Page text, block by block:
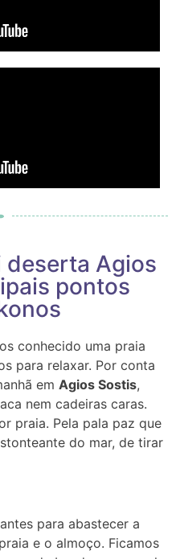
deserta Agios
pontos
conhecido uma praia
para relaxar. Por conta
em Agios Sostis,
nem cadeiras caras.
praia. Pela pala paz que
do mar, de tirar
para abastecer a
e o almoço. Ficamos